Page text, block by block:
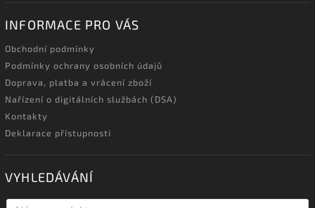
INFORMACE PRO VÁS
Obchodní podmínky
Podmínky ochrany osobních údajů
Doprava, platba a vrácení zboží
Nařízení o digitálních službách (DSA)
Kontakty
Deklarace přístupnosti
VYHLEDÁVÁNÍ